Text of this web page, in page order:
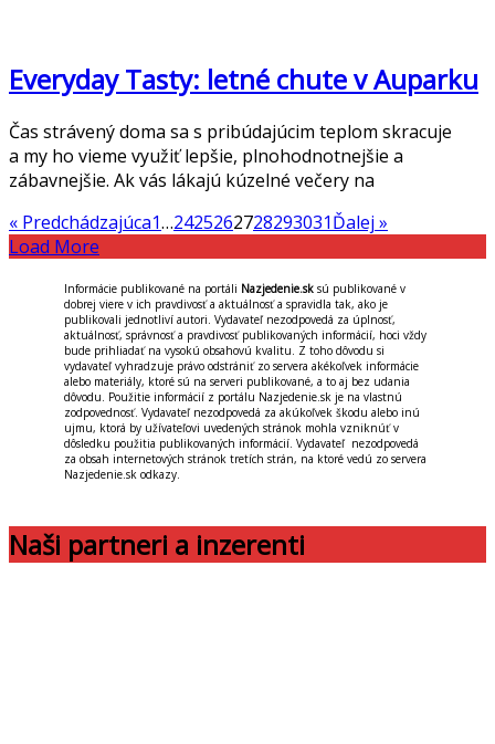
Everyday Tasty: letné chute v Auparku
Čas strávený doma sa s pribúdajúcim teplom skracuje
a my ho vieme využiť lepšie, plnohodnotnejšie a
zábavnejšie. Ak vás lákajú kúzelné večery na
« Predchádzajúca1…2425262728293031Ďalej »
Load More
Informácie publikované na portáli Nazjedenie.sk sú publikované v
dobrej viere v ich pravdivosť a aktuálnosť a spravidla tak, ako je
publikovali jednotliví autori. Vydavateľ nezodpovedá za úplnosť,
aktuálnosť, správnosť a pravdivosť publikovaných informácií, hoci vždy
bude prihliadať na vysokú obsahovú kvalitu. Z toho dôvodu si
vydavateľ vyhradzuje právo odstrániť zo servera akékoľvek informácie
alebo materiály, ktoré sú na serveri publikované, a to aj bez udania
dôvodu. Použitie informácií z portálu Nazjedenie.sk je na vlastnú
zodpovednosť. Vydavateľ nezodpovedá za akúkoľvek škodu alebo inú
ujmu, ktorá by užívateľovi uvedených stránok mohla vzniknúť v
dôsledku použitia publikovaných informácií. Vydavateľ nezodpovedá
za obsah internetových stránok tretích strán, na ktoré vedú zo servera
Nazjedenie.sk odkazy.
Naši partneri a inzerenti